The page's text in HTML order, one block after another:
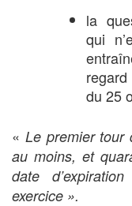
la
qui
du 25
« Le premier tour
au moins, et
date
exercice ».